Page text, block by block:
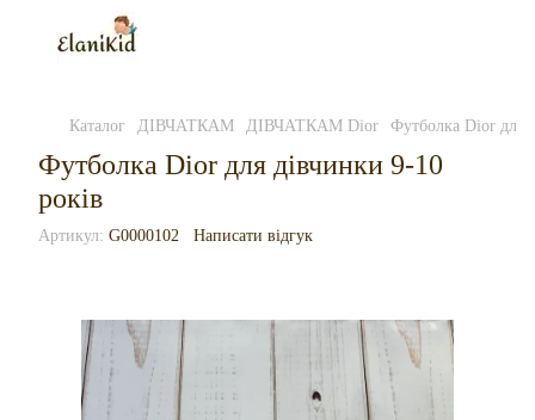
Каталог ДІВЧАТКАМ ДІВЧАТКАМ Dior Футболка Dior для
Футболка Dior для дівчинки 9-10
років
Артикул: G0000102 Написати відгук